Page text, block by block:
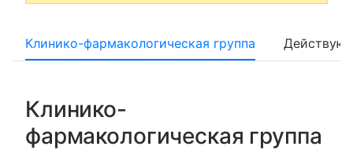
Клинико-фармакологическая группа
Клинико-
фармакологическая группа